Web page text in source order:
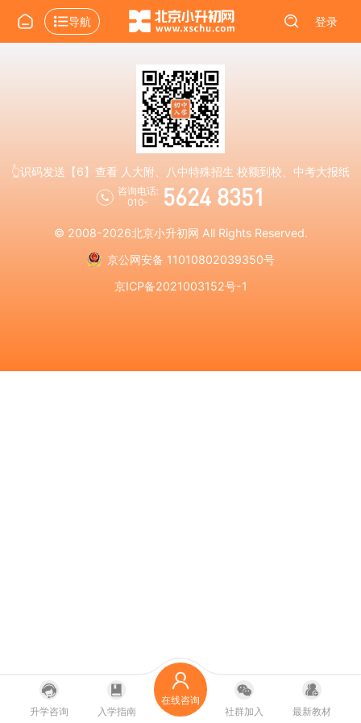
导航 登录
👆识码发送【6】查看 人大附、八中特殊招生 校额到校、中考大报纸
咨询电话:
010-
5624 8351
© 2008-2026北京小升初网 All Rights Reserved.
京公网安备 11010802039350号
京ICP备2021003152号-1
升学咨询 入学指南
在线咨询
社群加入
最新教材